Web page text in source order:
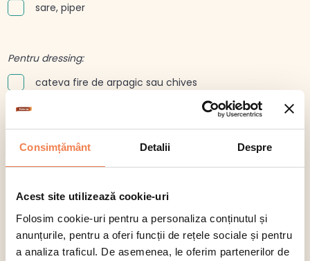
Consimțământ Detalii Despre
Acest site utilizează cookie-uri
Folosim cookie-uri pentru a personaliza conținutul și
anunțurile, pentru a oferi funcții de rețele sociale și pentru
a analiza traficul. De asemenea, le oferim partenerilor de
sare, piper
Pentru dressing:
cateva fire de arpagic sau chives
2 linguri de otet
cateva frunze de busuioc
1 lingura de capere
1 lingura de mustar
1 lingura de pasta de ansoa sau 2 fileuri de ansoa